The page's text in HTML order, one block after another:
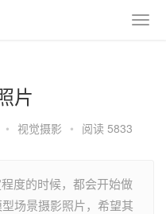
片
• 视觉摄影 • 阅读 5833
度的时候，都会开始做
场景摄影照片，希望其